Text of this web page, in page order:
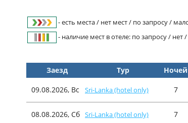
- есть места / нет мест / по запросу /
- наличие мест в отеле: по запросу / нет
Заезд Тур Ночей
09.08.2026, Вс Sri-Lanka (hotel only) 7
08.08.2026, Сб Sri-Lanka (hotel only) 7